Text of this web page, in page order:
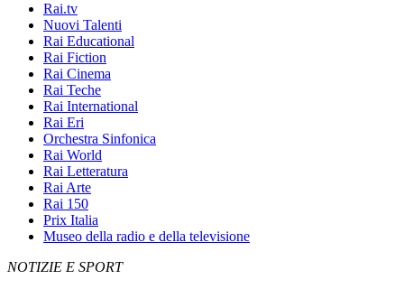
Rai.tv
Nuovi Talenti
Rai Educational
Rai Fiction
Rai Cinema
Rai Teche
Rai International
Rai Eri
Orchestra Sinfonica
Rai World
Rai Letteratura
Rai Arte
Rai 150
Prix Italia
Museo della radio e della televisione
NOTIZIE E SPORT